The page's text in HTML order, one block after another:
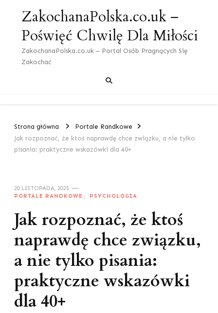
ZakochanaPolska.co.uk –
Poświęć Chwilę Dla Miłości
ZakochanaPolska.co.uk – Portal Osób Pragnących Się
Zakochać
Strona główna
Portale Randkowe
Jak rozpoznać, że ktoś naprawdę chce związku, a nie tylko
pisania: praktyczne wskazówki dla 40+
20 LISTOPADA, 2025
PORTALE RANDKOWE
PSYCHOLOGIA
Jak rozpoznać, że ktoś
naprawdę chce związku,
a nie tylko pisania:
praktyczne wskazówki
dla 40+